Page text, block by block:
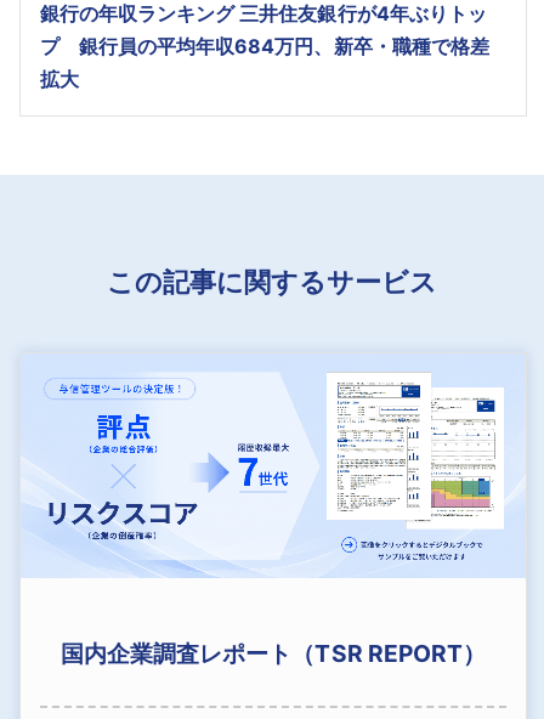
銀行の年収ランキング 三井住友銀行が4年ぶりトッ
プ 銀行員の平均年収684万円、新卒・職種で格差
拡大
この記事に関するサービス
国内企業調査レポート（TSR REPORT）